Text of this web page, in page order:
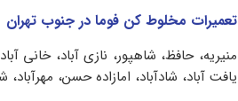
تعمیرات مخلوط کن فوما در جنوب تهران
منیریه، حافظ، شاهپور، نازی آباد، خانی
یافت آباد، شادآباد، امازاده حسن،